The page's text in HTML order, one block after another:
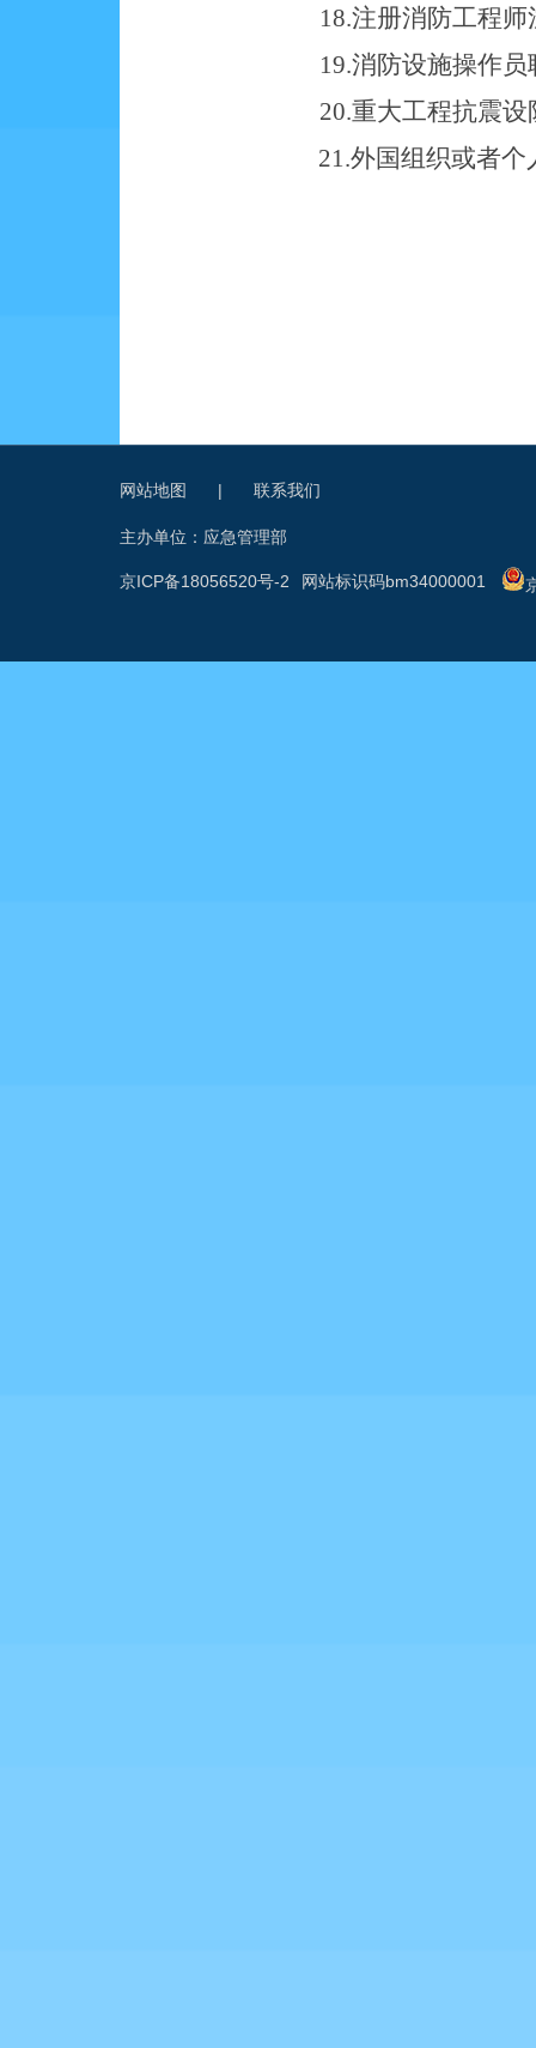
18.注册消防工程师
19.消防设施操作员
20.重大工程抗震
21.外国组织或者个
网站地图 | 联系我们
主办单位：应急管理部
网站标识码bm34000001
京ICP备18056520号-2